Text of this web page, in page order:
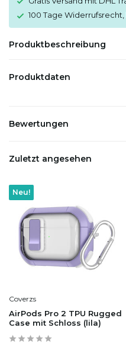
100 Tage
Produktbeschreibung
Produktdaten
Bewertungen
Zuletzt angesehen
Neu!
Coverzs
AirPods Pro 2 TPU Rugged
Case mit Schloss (lila)